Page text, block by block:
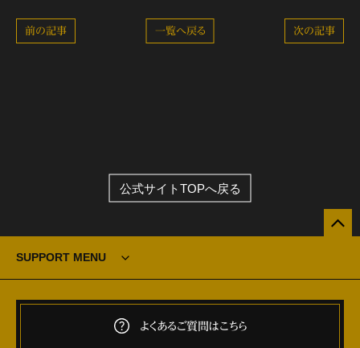
次の記事
一覧へ戻る
前の記事
公式サイトTOPへ戻る
SUPPORT MENU
よくあるご質問はこちら